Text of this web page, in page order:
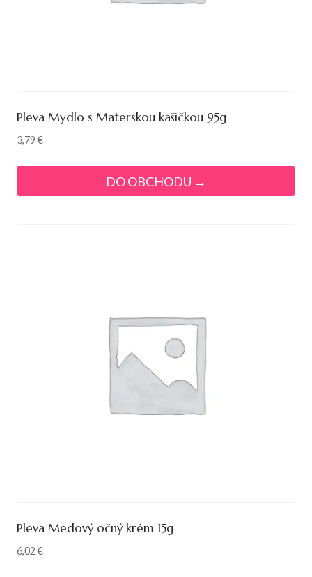
Pleva Mydlo s Materskou kašičkou 95g
3,79€
DO OBCHODU →
Pleva Medový očný krém 15g
6,02€